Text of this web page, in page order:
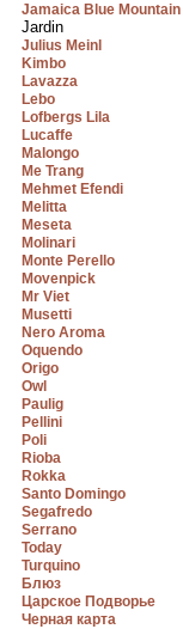
Jamaica Blue Mountain
Jardin
Julius Meinl
Kimbo
Lavazza
Lebo
Lofbergs Lila
Lucaffe
Malongo
Me Trang
Mehmet Efendi
Melitta
Meseta
Molinari
Monte Perello
Movenpick
Mr Viet
Musetti
Nero Aroma
Oquendo
Origo
Owl
Paulig
Pellini
Poli
Rioba
Rokka
Santo Domingo
Segafredo
Serrano
Today
Turquino
Блюз
Царское Подворье
Черная карта